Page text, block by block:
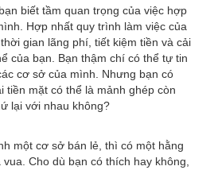
biết tầm quan trọng của việc hợp
Hợp nhất quy trình làm việc của
gian lãng phí, tiết kiệm tiền và cải
của bạn. Bạn thậm chí có thể tự tin
cơ sở của mình. Nhưng bạn có
tiền mặt có thể là mảnh ghép còn
lại với nhau không?
một cơ sở bán lẻ, thì có một hằng
Cho dù bạn có thích hay không,